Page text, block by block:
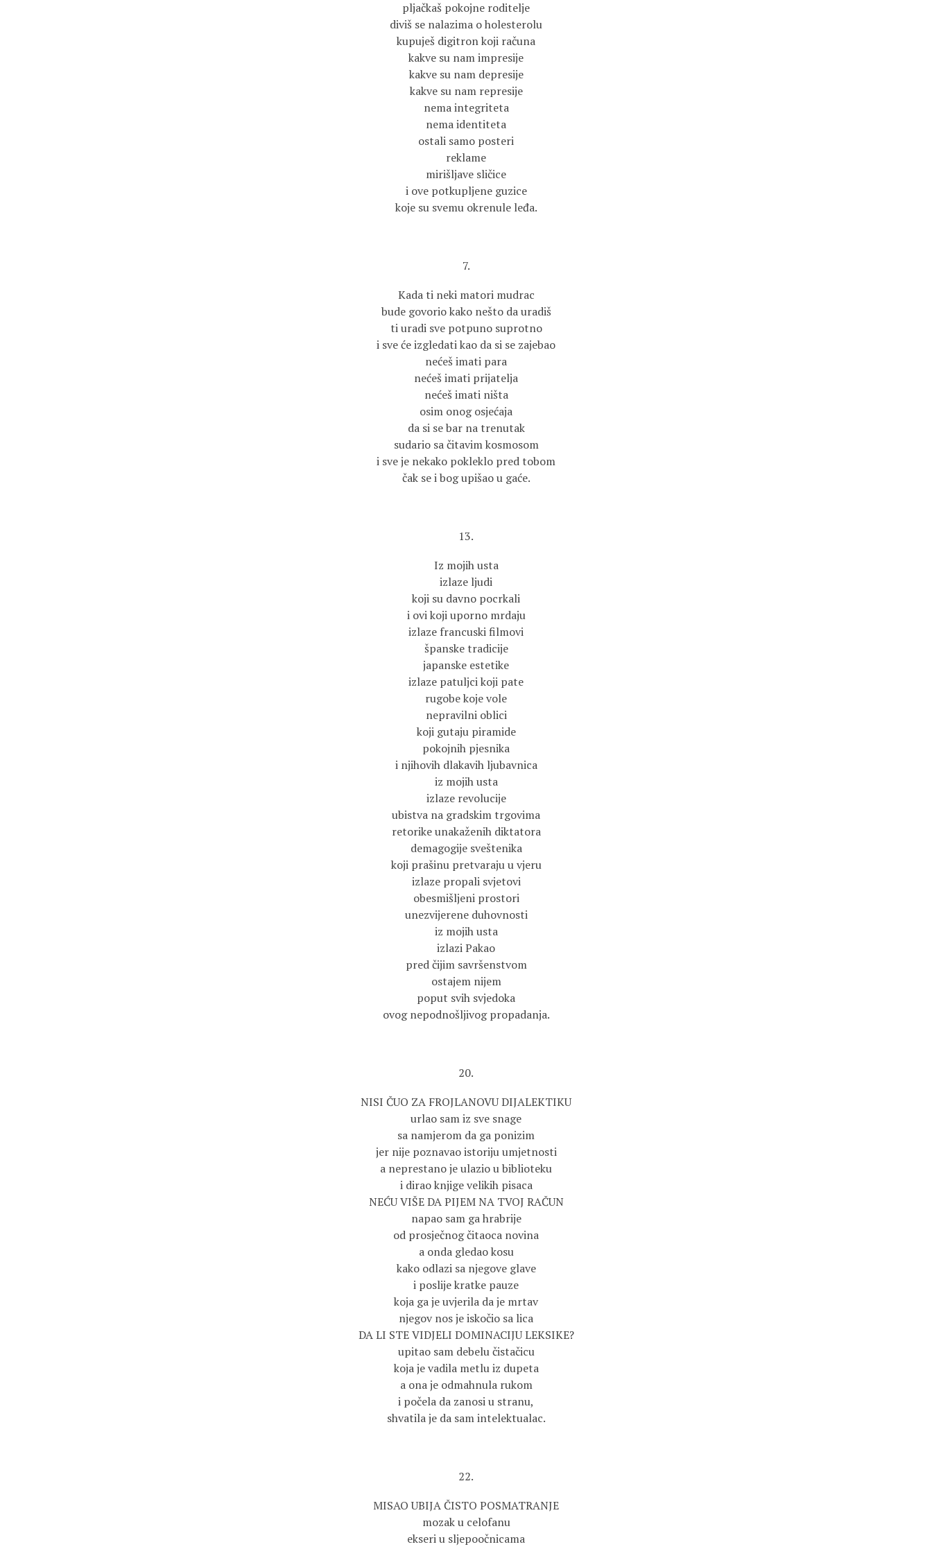
pljačkaš pokojne roditelje
diviš se nalazima o holesterolu
kupuješ digitron koji računa
kakve su nam impresije
kakve su nam depresije
kakve su nam represije
nema integriteta
nema identiteta
ostali samo posteri
reklame
mirišljave sličice
i ove potkupljene guzice
koje su svemu okrenule leđa.
7.
Kada ti neki matori mudrac
bude govorio kako nešto da uradiš
ti uradi sve potpuno suprotno
i sve će izgledati kao da si se zajebao
nećeš imati para
nećeš imati prijatelja
nećeš imati ništa
osim onog osjećaja
da si se bar na trenutak
sudario sa čitavim kosmosom
i sve je nekako pokleklo pred tobom
čak se i bog upišao u gaće.
13.
Iz mojih usta
izlaze ljudi
koji su davno pocrkali
i ovi koji uporno mrdaju
izlaze francuski filmovi
španske tradicije
japanske estetike
izlaze patuljci koji pate
rugobe koje vole
nepravilni oblici
koji gutaju piramide
pokojnih pjesnika
i njihovih dlakavih ljubavnica
iz mojih usta
izlaze revolucije
ubistva na gradskim trgovima
retorike unakaženih diktatora
demagogije sveštenika
koji prašinu pretvaraju u vjeru
izlaze propali svjetovi
obesmišljeni prostori
unezvijerene duhovnosti
iz mojih usta
izlazi Pakao
pred čijim savršenstvom
ostajem nijem
poput svih svjedoka
ovog nepodnošljivog propadanja.
20.
NISI ČUO ZA FROJLANOVU DIJALEKTIKU
urlao sam iz sve snage
sa namjerom da ga ponizim
jer nije poznavao istoriju umjetnosti
a neprestano je ulazio u biblioteku
i dirao knjige velikih pisaca
NEĆU VIŠE DA PIJEM NA TVOJ RAČUN
napao sam ga hrabrije
od prosječnog čitaoca novina
a onda gledao kosu
kako odlazi sa njegove glave
i poslije kratke pauze
koja ga je uvjerila da je mrtav
njegov nos je iskočio sa lica
DA LI STE VIDJELI DOMINACIJU LEKSIKE?
upitao sam debelu čistačicu
koja je vadila metlu iz dupeta
a ona je odmahnula rukom
i počela da zanosi u stranu,
shvatila je da sam intelektualac.
22.
MISAO UBIJA ČISTO POSMATRANJE
mozak u celofanu
ekseri u sljepoočnicama